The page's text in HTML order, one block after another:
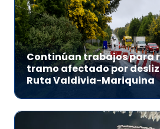
Continúan trabajos para
tramo afectado por
Ruta Valdivia-Mariquina